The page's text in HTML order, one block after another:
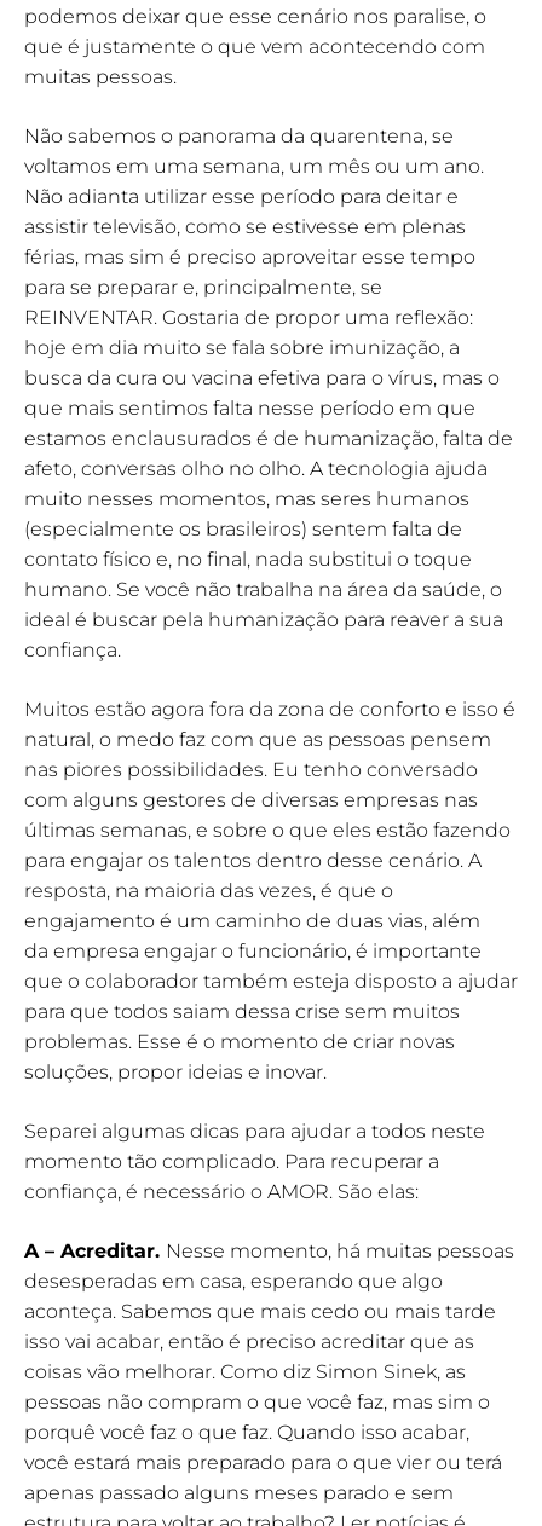
podemos deixar que esse cenário nos paralise, o
que é justamente o que vem acontecendo com
muitas pessoas.
Não sabemos o panorama da quarentena, se
voltamos em uma semana, um mês ou um ano.
Não adianta utilizar esse período para deitar e
assistir televisão, como se estivesse em plenas
férias, mas sim é preciso aproveitar esse tempo
para se preparar e, principalmente, se
REINVENTAR. Gostaria de propor uma reflexão:
hoje em dia muito se fala sobre imunização, a
busca da cura ou vacina efetiva para o vírus, mas o
que mais sentimos falta nesse período em que
estamos enclausurados é de humanização, falta de
afeto, conversas olho no olho. A tecnologia ajuda
muito nesses momentos, mas seres humanos
(especialmente os brasileiros) sentem falta de
contato físico e, no final, nada substitui o toque
humano. Se você não trabalha na área da saúde, o
ideal é buscar pela humanização para reaver a sua
confiança.
Muitos estão agora fora da zona de conforto e isso é
natural, o medo faz com que as pessoas pensem
nas piores possibilidades. Eu tenho conversado
com alguns gestores de diversas empresas nas
últimas semanas, e sobre o que eles estão fazendo
para engajar os talentos dentro desse cenário. A
resposta, na maioria das vezes, é que o
engajamento é um caminho de duas vias, além
da empresa engajar o funcionário, é importante
que o colaborador também esteja disposto a ajudar
para que todos saiam dessa crise sem muitos
problemas. Esse é o momento de criar novas
soluções, propor ideias e inovar.
Separei algumas dicas para ajudar a todos neste
momento tão complicado. Para recuperar a
confiança, é necessário o AMOR. São elas:
A – Acreditar. Nesse momento, há muitas pessoas
desesperadas em casa, esperando que algo
aconteça. Sabemos que mais cedo ou mais tarde
isso vai acabar, então é preciso acreditar que as
coisas vão melhorar. Como diz Simon Sinek, as
pessoas não compram o que você faz, mas sim o
porquê você faz o que faz. Quando isso acabar,
você estará mais preparado para o que vier ou terá
apenas passado alguns meses parado e sem